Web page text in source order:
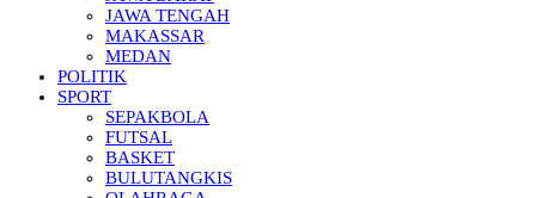
JAWA TENGAH
MAKASSAR
MEDAN
POLITIK
SPORT
SEPAKBOLA
FUTSAL
BASKET
BULUTANGKIS